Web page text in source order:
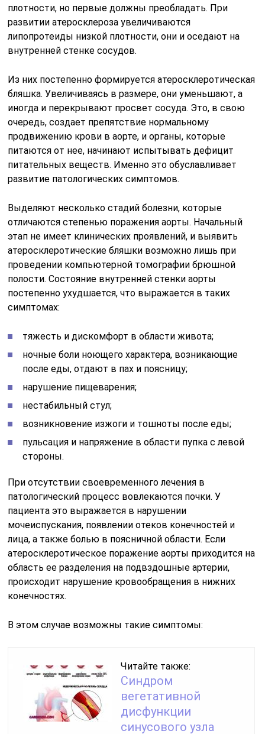
плотности, но первые должны преобладать. При
развитии атеросклероза увеличиваются
липопротеиды низкой плотности, они и оседают на
внутренней стенке сосудов.
Из них постепенно формируется атеросклеротическая
бляшка. Увеличиваясь в размере, они уменьшают, а
иногда и перекрывают просвет сосуда. Это, в свою
очередь, создает препятствие нормальному
продвижению крови в аорте, и органы, которые
питаются от нее, начинают испытывать дефицит
питательных веществ. Именно это обуславливает
развитие патологических симптомов.
Выделяют несколько стадий болезни, которые
отличаются степенью поражения аорты. Начальный
этап не имеет клинических проявлений, и выявить
атеросклеротические бляшки возможно лишь при
проведении компьютерной томографии брюшной
полости. Состояние внутренней стенки аорты
постепенно ухудшается, что выражается в таких
симптомах:
тяжесть и дискомфорт в области живота;
ночные боли ноющего характера, возникающие
после еды, отдают в пах и поясницу;
нарушение пищеварения;
нестабильный стул;
возникновение изжоги и тошноты после еды;
пульсация и напряжение в области пупка с левой
стороны.
При отсутствии своевременного лечения в
патологический процесс вовлекаются почки. У
пациента это выражается в нарушении
мочеиспускания, появлении отеков конечностей и
лица, а также болью в поясничной области. Если
атеросклеротическое поражение аорты приходится на
область ее разделения на подвздошные артерии,
происходит нарушение кровообращения в нижних
конечностях.
В этом случае возможны такие симптомы:
Читайте также:
Синдром
вегетативной
дисфункции
синусового узла